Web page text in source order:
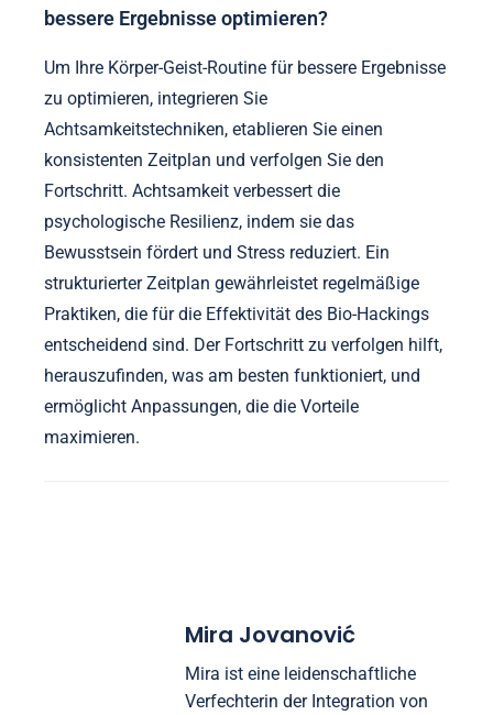
bessere Ergebnisse optimieren?
Um Ihre Körper-Geist-Routine für bessere Ergebnisse
zu optimieren, integrieren Sie
Achtsamkeitstechniken, etablieren Sie einen
konsistenten Zeitplan und verfolgen Sie den
Fortschritt. Achtsamkeit verbessert die
psychologische Resilienz, indem sie das
Bewusstsein fördert und Stress reduziert. Ein
strukturierter Zeitplan gewährleistet regelmäßige
Praktiken, die für die Effektivität des Bio-Hackings
entscheidend sind. Der Fortschritt zu verfolgen hilft,
herauszufinden, was am besten funktioniert, und
ermöglicht Anpassungen, die die Vorteile
maximieren.
Mira Jovanović
Mira ist eine leidenschaftliche
Verfechterin der Integration von